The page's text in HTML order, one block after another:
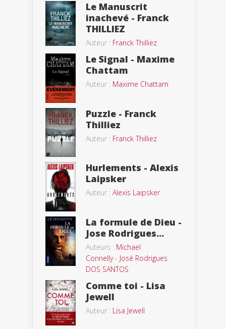
Le Manuscrit
inachevé - Franck
THILLIEZ
Auteur : Franck Thilliez
Le Signal - Maxime
Chattam
Auteur : Maxime Chattam
Puzzle - Franck
Thilliez
Auteur : Franck Thilliez
Hurlements - Alexis
Laipsker
Auteur : Alexis Laipsker
La formule de Dieu -
Jose Rodrigues...
Auteurs : Michael
Connelly- José Rodrigues
DOS SANTOS
Comme toi - Lisa
Jewell
Auteur : Lisa Jewell